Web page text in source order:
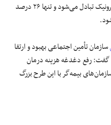
حدود ۷۴ درصد نسخه‌ها در بستر الکترونیک تبادل می‌شود و تنها ۲۶ درصد
سازمان تأمین اجتماعی بهبود و ارتقا
رفع دغدغه هزینه درمان
بیمه‌گر با این طرح بزرگ